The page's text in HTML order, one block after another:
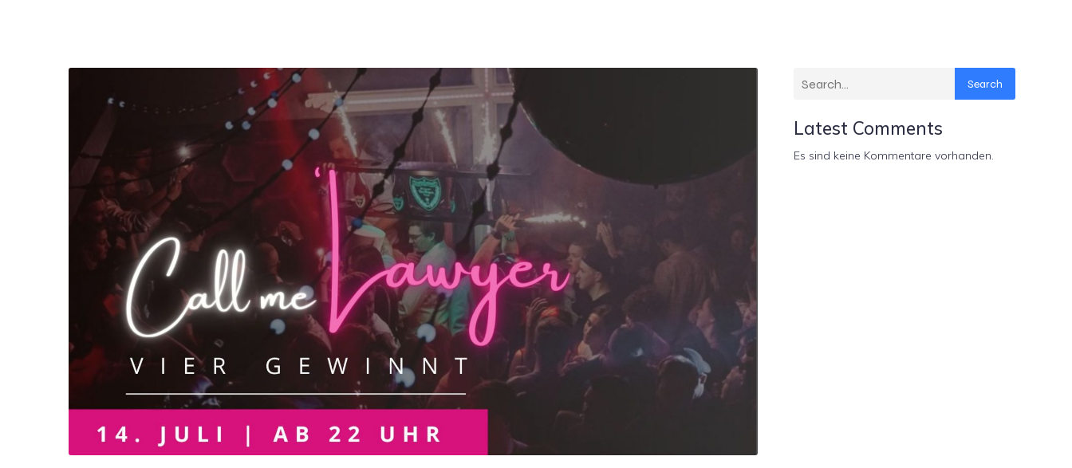
Search
Latest Comments
Es sind keine Kommentare vorhanden.